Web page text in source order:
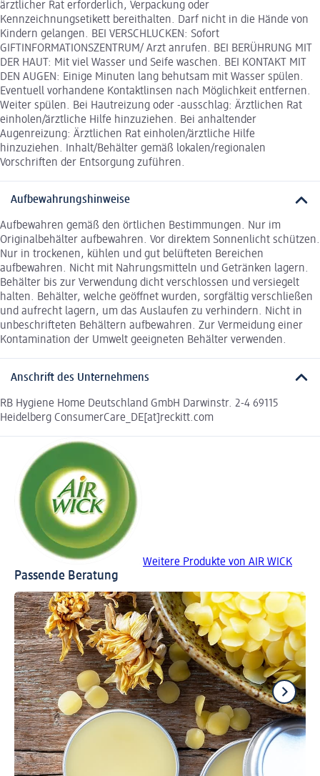
ärztlicher Rat erforderlich, Verpackung oder
Kennzeichnungsetikett bereithalten. Darf nicht in die Hände von
Kindern gelangen. BEI VERSCHLUCKEN: Sofort
GIFTINFORMATIONSZENTRUM/ Arzt anrufen. BEI BERÜHRUNG MIT
DER HAUT: Mit viel Wasser und Seife waschen. BEI KONTAKT MIT
DEN AUGEN: Einige Minuten lang behutsam mit Wasser spülen.
Eventuell vorhandene Kontaktlinsen nach Möglichkeit entfernen.
Weiter spülen. Bei Hautreizung oder -ausschlag: Ärztlichen Rat
einholen/ärztliche Hilfe hinzuziehen. Bei anhaltender
Augenreizung: Ärztlichen Rat einholen/ärztliche Hilfe
hinzuziehen. Inhalt/Behälter gemäß lokalen/regionalen
Vorschriften der Entsorgung zuführen.
Aufbewahrungshinweise
Aufbewahren gemäß den örtlichen Bestimmungen. Nur im
Originalbehälter aufbewahren. Vor direktem Sonnenlicht schützen.
Nur in trockenen, kühlen und gut belüfteten Bereichen
aufbewahren. Nicht mit Nahrungsmitteln und Getränken lagern.
Behälter bis zur Verwendung dicht verschlossen und versiegelt
halten. Behälter, welche geöffnet wurden, sorgfältig verschließen
und aufrecht lagern, um das Auslaufen zu verhindern. Nicht in
unbeschrifteten Behältern aufbewahren. Zur Vermeidung einer
Kontamination der Umwelt geeigneten Behälter verwenden.
Anschrift des Unternehmens
RB Hygiene Home Deutschland GmbH Darwinstr. 2-4 69115
Heidelberg ConsumerCare_DE[at]reckitt.com
Weitere Produkte von AIR WICK
Passende Beratung